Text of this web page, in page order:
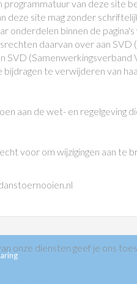
van deze site
site mag zonder
onderdelen binnen de
daarvan over aan
te verwijderen van
aan de wet- en regelgeving
voor om wijzigingen aan te
onze diensten geef je ons